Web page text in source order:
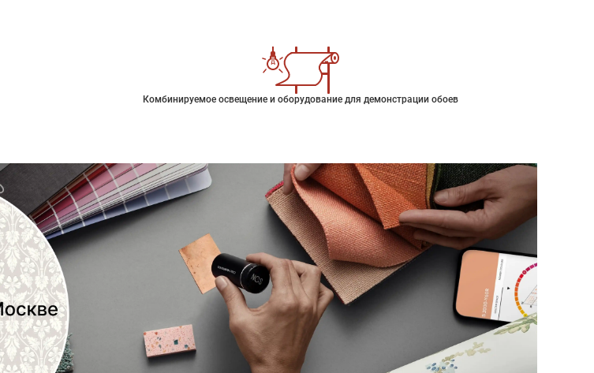
Комбинируемое освещение и оборудование для демонстрации обоев